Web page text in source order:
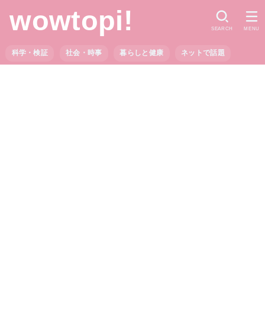
wowtopi!
科学・検証 社会・時事 暮らしと健康 ネットで話題
SEARCH MENU